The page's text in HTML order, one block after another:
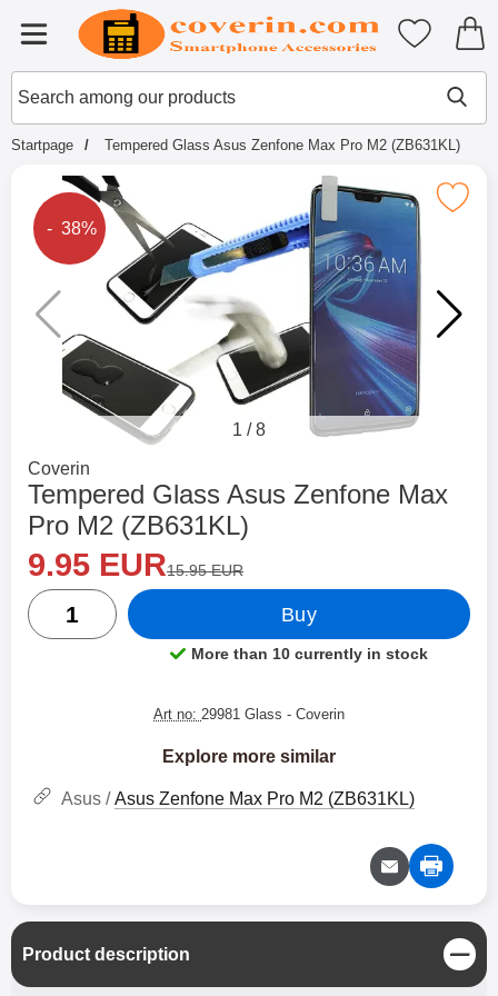
Menu
Startpage for Tibro Billiga
Search
Search among our products
My
Startpage Tempered Glass Asus Zenfone Max Pro M2 (ZB631KL)
Mark tempered Glass Asus Zenfone
The price is reduced by
- 38%
1 /8
Go to brand page for
Coverin
Tempered Glass Asus Zenfone Max
Pro M2 (ZB631KL)
new price
9.95 EURold price
15.95 EUR
quantity
Buy
Product availability:
More than 10 currently in stock
Art no: 29981 Glass - Coverin
Explore more similar
Asus /Asus Zenfone Max Pro M2 (ZB631KL)
Product description
C
l